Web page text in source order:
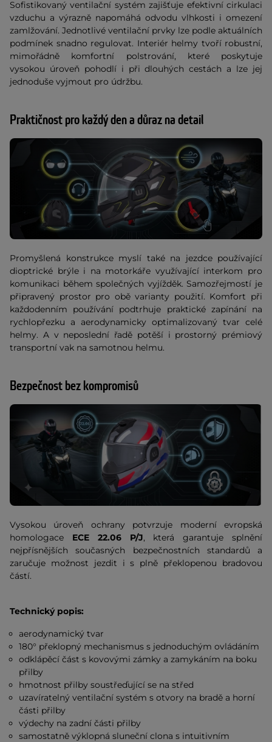
Sofistikovaný ventilační systém zajišťuje efektivní cirkulaci
vzduchu a výrazně napomáhá odvodu vlhkosti i omezení
zamlžování. Jednotlivé ventilační prvky lze podle aktuálních
podmínek snadno regulovat. Interiér helmy tvoří robustní,
mimořádně komfortní polstrování, které poskytuje
vysokou úroveň pohodlí i při dlouhých cestách a lze jej
jednoduše vyjmout pro údržbu.
Praktičnost pro každý den a důraz na detail
Promyšlená konstrukce myslí také na jezdce používající
dioptrické brýle i na motorkáře využívající interkom pro
komunikaci během společných vyjížděk. Samozřejmostí je
připravený prostor pro obě varianty použití. Komfort při
každodenním používání podtrhuje praktické zapínání na
rychlopřezku a aerodynamicky optimalizovaný tvar celé
helmy. A v neposlední řadě potěší i prostorný prémiový
transportní vak na samotnou helmu.
Bezpečnost bez kompromisů
Vysokou úroveň ochrany potvrzuje moderní evropská
homologace ECE 22.06 P/J, která garantuje splnění
nejpřísnějších současných bezpečnostních standardů a
zaručuje možnost jezdit i s plně překlopenou bradovou
částí.
Technický popis:
aerodynamický tvar
180° překlopný mechanismus s jednoduchým ovládáním
odklápěcí část s kovovými zámky a zamykáním na boku
přilby
hmotnost přilby soustřeďující se na střed
uzavíratelný ventilační systém s otvory na bradě a horní
části přilby
výdechy na zadní části přilby
samostatně výklopná sluneční clona s intuitivním